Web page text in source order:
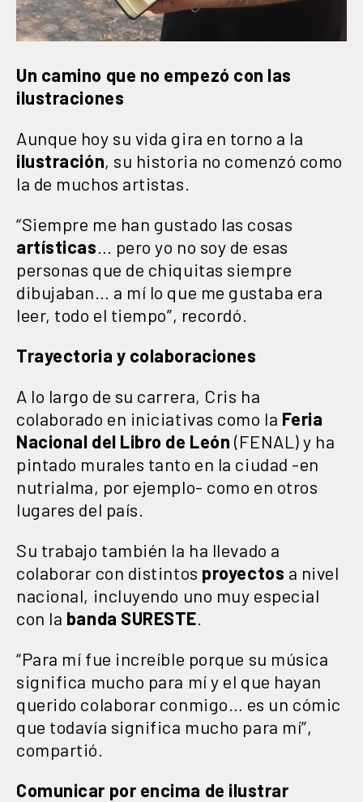
Un camino que no empezó con las
ilustraciones
Aunque hoy su vida gira en torno a la
ilustración, su historia no comenzó como
la de muchos artistas.
“Siempre me han gustado las cosas
artísticas … pero yo no soy de esas
personas que de chiquitas siempre
dibujaban… a mí lo que me gustaba era
leer, todo el tiempo”, recordó.
Trayectoria y colaboraciones
A lo largo de su carrera, Cris ha
colaborado en iniciativas como la Feria
Nacional del Libro de León (FENAL) y ha
pintado murales tanto en la ciudad -en
nutrialma, por ejemplo- como en otros
lugares del país.
Su trabajo también la ha llevado a
colaborar con distintos proyectos a nivel
nacional, incluyendo uno muy especial
con la banda SURESTE
“Para mí fue increíble porque su música
significa mucho para mí y el que hayan
querido colaborar conmigo… es un cómic
que todavía significa mucho para mí”,
compartió.
Comunicar por encima de ilustrar